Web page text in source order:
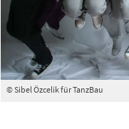
© Sibel Özcelik für TanzBau